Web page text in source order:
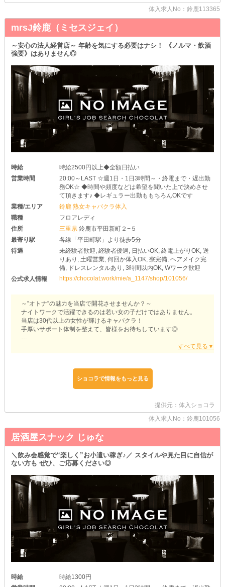
お持ちの『私服』で接客できるのも【フレンズ】の魅力◎
いつも着慣れているお洋服で働くもよし、お気に入りのブランドに
身を包むもよしです♪
入店する前にわざわざ自分で買い揃える必要はありません！
少しでも興味を持ってもらえたら、まずは『体験入店』してみるの
がオススメです◎
気になる店内の雰囲気やお仕事の流れなどをじっくりとチェックで
きます！
お試しで働いてみて、納得してもらえれば本入店してください♪
あなたと一緒にお仕事できる日を楽しみにしています！
体入求人No：鈴鹿113365
mrsJ鈴鹿（ミセスジェイ）
～安心の法人経営店～ 年齢を気にする必要はナシ！ 《ノルマ・飲酒
強要》はありません◎
時給
時給2500円以上◆全額日払い
営業時間
20:00～LAST ☆週1日・1日3時間～・終電まで・遅出勤
務OK☆ ◆時間や頻度などは希望を聞いた上で決めさせ
て頂きます♪ ◆レギュラー出勤ももちろんOKです
業種/エリア
鈴鹿 熟女キャバクラ体入
職種
フロアレディ
住所
三重県鈴鹿市平田新町２−５
最寄り駅
各線「平田町駅」より徒歩5分
待遇
未経験者歓迎, 経験者優遇, 日払いOK, 終電上がりOK, 送
りあり, 土曜営業, 何回か体入OK, 寮完備, ヘアメイク完
備, ドレスレンタルあり, 3時間以内OK, Wワーク歓迎
公式求人情報
https://chocolat.work/mie/a_1147/shop/101056/
～”オトナ”の魅力を当店で開花させませんか？～
ナイトワークで活躍できるのは若い女の子だけではありません。
当店は30代以上の女性が輝けるキャバクラ！
手厚いサポート体制を整えて、皆様をお待ちしています◎
◆ノンストレスな環境◆
当店は《ソフトドリンク》での接客が可能！
お酒が苦手な方は《お茶・ジュース》で乾杯しましょう◎
また、普段は飲める方も酔いたくない日は控えいていただいて構い
ません。
自分のペースで、無理なく稼げる環境です！
◆再スタートは当店で◆
面接ではこれまでの収入・ご活躍、またご希望の働き方をしっかり
とお聞きします。
それらを踏まえたうえで、条件を優遇して採用！
より快適にお仕事できる環境をお約束します。
ぜひ、あなたの培ってきたスキルを【mrsJ鈴鹿】で活かしません
か？
まずはお気軽にお問い合わせください。
～ご連絡受付中～
一人が不安な方はお友達と一緒にご応募してもOK！
ショコラで情報をもっと見る
提供元：体入ショコラ
体入求人No：鈴鹿101056
居酒屋スナック じゅな
＼飲み会感覚で“楽しく”お小遣い稼ぎ♪／ スタイルや見た目に自信が
ない方も ぜひ、ご応募ください◎
時給
時給1300円